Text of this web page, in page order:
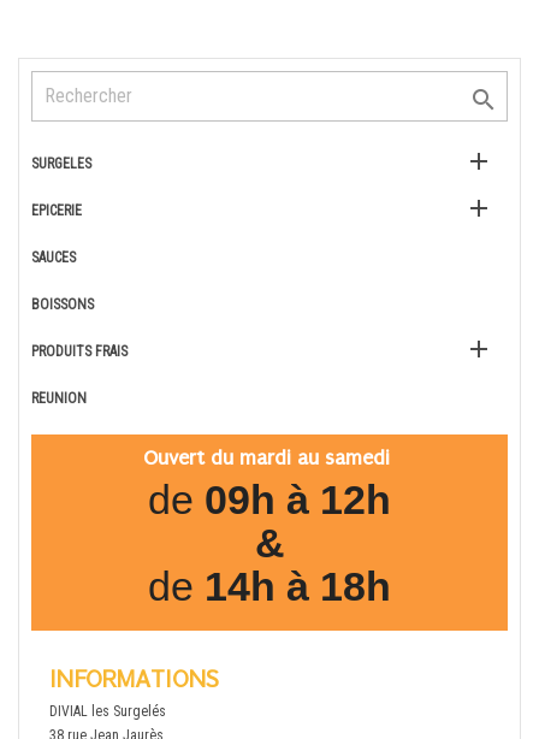

SURGELES 
EPICERIE 
SAUCES
BOISSONS
PRODUITS FRAIS 
REUNION
Ouvert du mardi au samedi
de 09h à 12h
&
de 14h à 18h
INFORMATIONS
DIVIAL les Surgelés